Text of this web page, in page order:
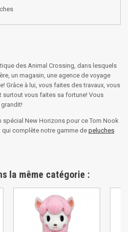
des Animal Crossing, dans lesquels
un magasin, une agence de voyage
Grâce à lui, vous faites des travaux, vous
surtout vous faites sa fortune! Vous
spécial New Horizons pour ce Tom Nook
complète notre gamme de peluches
la même catégorie :